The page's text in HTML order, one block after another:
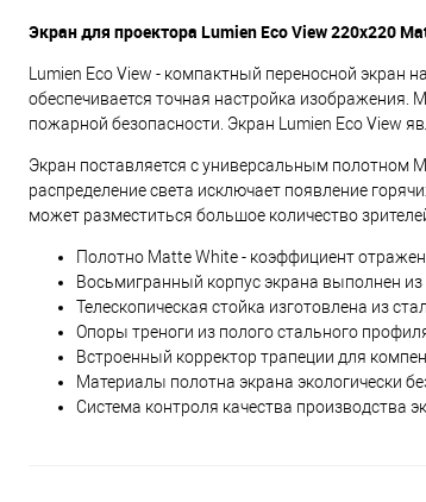
Экран для проектора Lumien Eco View 220x220
Lumien Eco View - компактный переносной экран
обеспечивается точная настройка
пожарной безопасности. Экран Lumien Eco View
Экран поставляется с универсальным полотном
распределение света исключает появление
может разместиться большое количество
Полотно Matte White - коэффициент
Восьмигранный корпус экрана выполнен
Телескопическая стойка изготовлена из
Опоры треноги из полого стального
Встроенный корректор трапеции для
Материалы полотна экрана экологически
Система контроля качества производства